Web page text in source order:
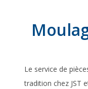
Le service de
tradition chez JST